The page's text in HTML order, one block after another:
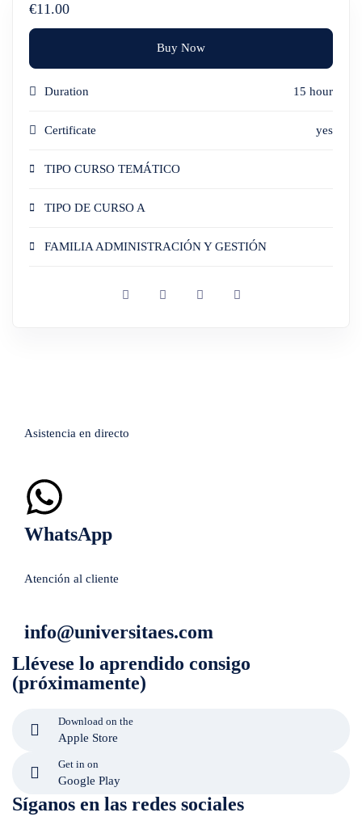
€11.00
Buy Now
Duration 15 hour
Certificate yes
TIPO CURSO TEMÁTICO
TIPO DE CURSO A
FAMILIA ADMINISTRACIÓN Y GESTIÓN
Asistencia en directo
WhatsApp
Atención al cliente
info@universitaes.com
Llévese lo aprendido consigo
(próximamente)
Download on the
Apple Store
Get in on
Google Play
Síganos en las redes sociales